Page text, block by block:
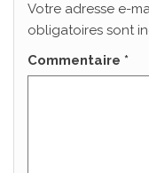
Votre adresse e-
obligatoires sont
Commentaire *